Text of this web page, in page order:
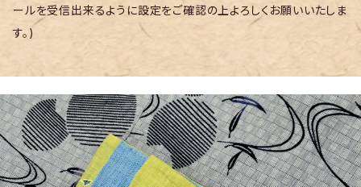
ールを受信出来るように設定をご確認の上よろしくお願いいたしま
す。)